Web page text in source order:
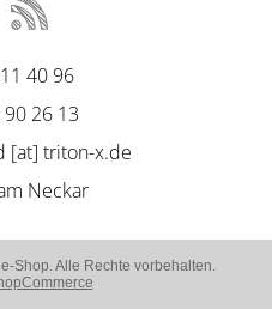
40 96
26 13
[at] triton-x.de
Neckar
Shop. Alle Rechte vorbehalten.